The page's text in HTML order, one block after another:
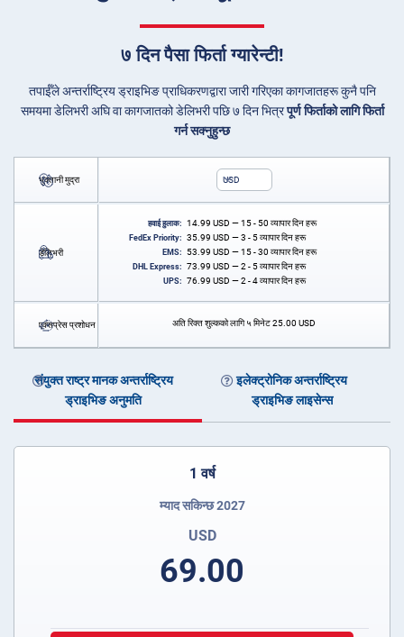
७ दिन पैसा फिर्ता ग्यारेन्टी!
तपाईँले अन्तर्राष्ट्रिय ड्राइभिङ प्राधिकरणद्वारा जारी गरिएका कागजातहरू कुनै पनि
समयमा डेलिभरी अघि वा कागजातको डेलिभरी पछि ७ दिन भित्रपूर्ण फिर्ताको लागि फिर्ता
गर्न सक्नुहुन्छ
भुक्तानी मुद्रा USD
डेलिभरी
हवाई हुलाक: 14.99 USD — 15 - 50 व्यापार दिन हरू
FedEx Priority: 35.99 USD — 3 - 5 व्यापार दिन हरू
EMS: 53.99 USD — 15 - 30 व्यापार दिन हरू
DHL Express: 73.99 USD — 2 - 5 व्यापार दिन हरू
UPS: 76.99 USD — 2 - 4 व्यापार दिन हरू
एक्सप्रेस प्रशोधन अति रिक्त शुल्कको लागि ५ मिनेट25.00 USD
संयुक्त राष्ट्र मानक अन्तर्राष्ट्रिय
ड्राइभिङ अनुमति
इलेक्ट्रोनिक अन्तर्राष्ट्रिय
ड्राइभिङ लाइसेन्स
1 वर्ष
म्याद सकिन्छ 2027
USD
69.00